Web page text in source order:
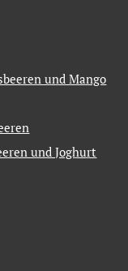
und Mango
und Joghurt